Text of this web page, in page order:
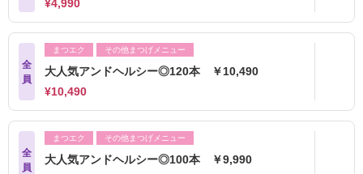
¥4,990
全
員
まつエク その他まつげメニュー
大人気アンドヘルシー◎120本 ￥10,490
¥10,490
全
員
まつエク その他まつげメニュー
大人気アンドヘルシー◎100本 ￥9,990